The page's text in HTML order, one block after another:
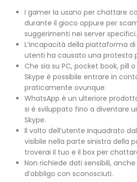
I gamer la usano per chattare
durante il gioco oppure per
suggerimenti nei server specifici.
L’incapacità della piattaforma
utenti ha causato una protesta
Che sia su PC, pocket book, pill
Skype è possibile entrare in
praticamente ovunque.
WhatsApp è un ulteriore
si è sviluppato fino a diventare
Skype.
Il volto dell’utente inquadrato
visibile nella parte sinistra della
troverai il tuo e il box per
Non richiede dati sensibili,
d’obbligo con sconosciuti.